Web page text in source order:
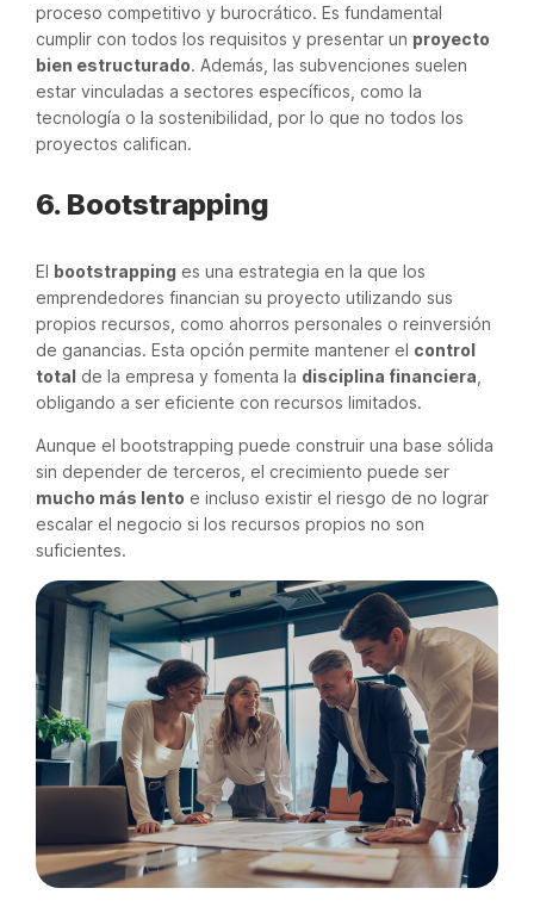
proceso competitivo y burocrático. Es fundamental
cumplir con todos los requisitos y presentar un proyecto
bien estructurado. Además, las subvenciones suelen
estar vinculadas a sectores específicos, como la
tecnología o la sostenibilidad, por lo que no todos los
proyectos califican.
6. Bootstrapping
El bootstrapping es una estrategia en la que los
emprendedores financian su proyecto utilizando sus
propios recursos, como ahorros personales o reinversión
de ganancias. Esta opción permite mantener el control
total de la empresa y fomenta la disciplina financiera
obligando a ser eficiente con recursos limitados.
Aunque el bootstrapping puede construir una base sólida
sin depender de terceros, el crecimiento puede ser
mucho más lento e incluso existir el riesgo de no lograr
escalar el negocio si los recursos propios no son
suficientes.